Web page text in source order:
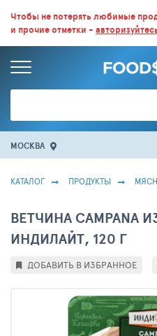
ВСЕ СКИДКИ И ВЫГОДНЫЕ ЦЕНЫ НА
БОЛЬШЕ 100 000 ТОВАРОВ. ЕЖЕДНЕВНОЕ
Чтобы не потерять любимые
и прочие отметки -
МОСКВА
КАТАЛОГ ПРОДУКТЫ
ВЕТЧИНА CAMPANA
ИНДИЛАЙТ, 120 Г
ДОБАВИТЬ В ИЗБРАННОЕ